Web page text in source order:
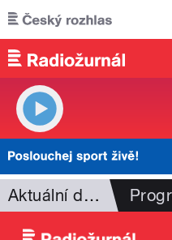
Přejít k hlavnímu obsahu
Aktuální dění